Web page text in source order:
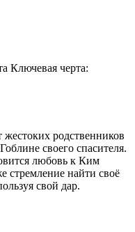
Ключевая черта:
родственников
своего спасителя.
любовь к Ким
найти своё
свой дар.